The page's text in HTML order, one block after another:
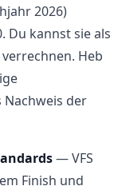
2026)
Du kannst sie als
Heb
der
— VFS
Finish und